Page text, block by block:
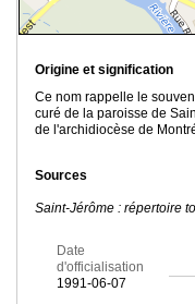
Origine et signification
Ce nom rappelle le
curé de la paroisse de
de l'archidiocèse de
Sources
Saint-Jérôme : répertoire
Date
d'officialisation
1991-06-07